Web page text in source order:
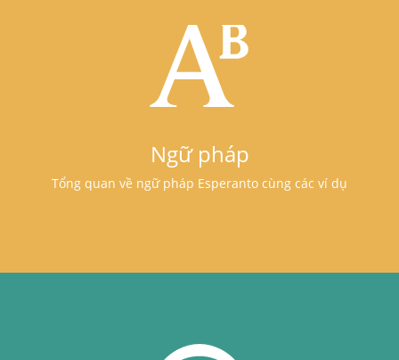
Ngữ pháp
Tổng quan về ngữ pháp Esperanto cùng các ví dụ